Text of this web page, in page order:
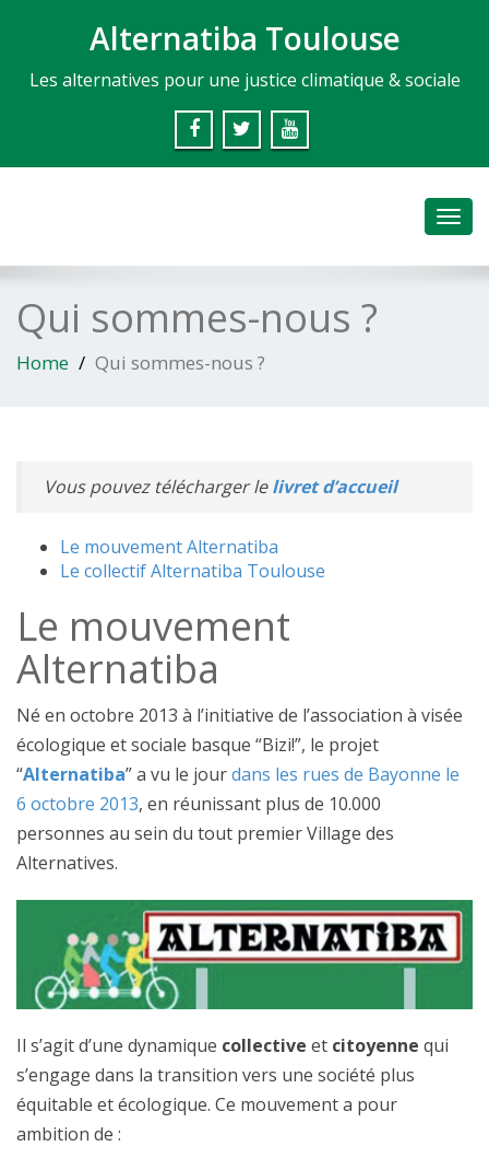
Alternatiba Toulouse
Les alternatives pour une justice climatique & sociale
Qui sommes-nous ?
Home Qui sommes-nous ?
Vous pouvez télécharger lelivret d’accueil
Le mouvement Alternatiba
Le collectif Alternatiba Toulouse
Le mouvement
Alternatiba
Né en octobre 2013 à l’initiative de l’association à visée
écologique et sociale basque “Bizi!”, le projet
“Alternatiba” a vu le jourdans les rues de Bayonne le
6 octobre 2013, en réunissant plus de 10.000
personnes au sein du tout premier Village des
Alternatives.
Il s’agit d’une dynamique collective et citoyenne qui
s’engage dans la transition vers une société plus
équitable et écologique. Ce mouvement a pour
ambition de :